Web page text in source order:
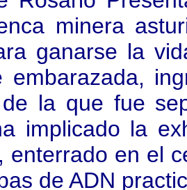
minera
ganarse la
embarazada,
la que fue
implicado la
enterrado en el
de ADN